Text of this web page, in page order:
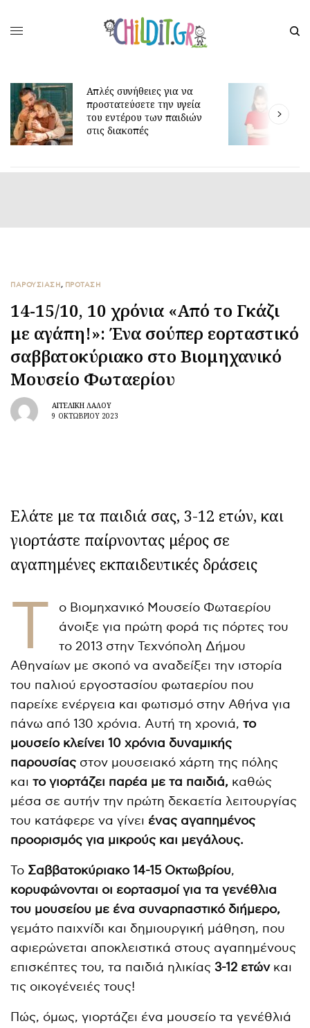
Απλές συνήθειες για να
προστατεύσετε την υγεία
του εντέρου των παιδιών
στις διακοπές
ΠΑΡΟΥΣΙΑΣΗ, ΠΡΟΤΑΣΗ
14-15/10, 10 χρόνια «Από το Γκάζι
με αγάπη!»: Ένα σούπερ εορταστικό
σαββατοκύριακο στο Βιομηχανικό
Μουσείο Φωταερίου
ΑΓΓΕΛΙΚΉ ΛΆΛΟΥ
9 ΟΚΤΩΒΡΊΟΥ 2023
Ελάτε με τα παιδιά σας, 3-12 ετών, και
γιορτάστε παίρνοντας μέρος σε
αγαπημένες εκπαιδευτικές δράσεις
Τ
ο Βιομηχανικό Μουσείο Φωταερίου
άνοιξε για πρώτη φορά τις πόρτες του
το 2013 στην Τεχνόπολη Δήμου
Αθηναίων με σκοπό να αναδείξει την ιστορία
του παλιού εργοστασίου φωταερίου που
παρείχε ενέργεια και φωτισμό στην Αθήνα για
πάνω από 130 χρόνια. Αυτή τη χρονιά,το
μουσείο κλείνει 10 χρόνια δυναμικής
παρουσίας στον μουσειακό χάρτη της πόλης
καιτο γιορτάζει παρέα με τα παιδιά, καθώς
μέσα σε αυτήν την πρώτη δεκαετία λειτουργίας
του κατάφερε να γίνει ένας αγαπημένος
προορισμός για μικρούς και μεγάλους.
Το Σαββατοκύριακο 14-15 Οκτωβρίου,
κορυφώνονται οι εορτασμοί για τα γενέθλια
του μουσείου με ένα συναρπαστικό διήμερο,
γεμάτο παιχνίδι και δημιουργική μάθηση, που
αφιερώνεται αποκλειστικά στους αγαπημένους
επισκέπτες του, τα παιδιά ηλικίας3-12 ετώνκαι
τις οικογένειές τους!
Πώς, όμως, γιορτάζει ένα μουσείο τα γενέθλιά